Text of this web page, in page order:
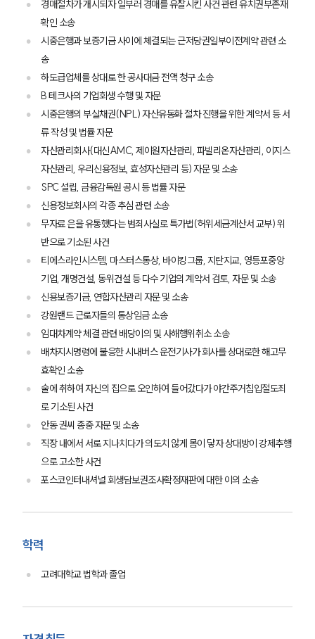
센터소개
센터소개
대륜의 강점
글로벌 파트너 로펌
고객의 소리
통합검색
경매절차가 개시되자 일부러 경매를 유찰시킨 사건 관련 유치권부존재
확인 소송
시중은행과 보증기금 사이에 체결되는 근저당권일부이전계약 관련 소
송
하도급업체를 상대로 한 공사대금 전액 청구 소송
B 테크사의 기업회생 수행 및 자문
시중은행의 부실채권(NPL) 자산유동화 절차 진행을 위한 계약서 등 서
류 작성 및 법률 자문
자산관리회사(대신AMC, 제이원자산관리, 파빌리온자산관리, 이지스
자산관리, 우리신용정보, 효성자산관리 등) 자문 및 소송
SPC 설립, 금융감독원 공시 등 법률 자문
신용정보회사의 각종 추심 관련 소송
무자료 은을 유통했다는 범죄사실로 특가법(허위세금계산서 교부) 위
반으로 기소된 사건
티에스라인시스템, 마스터스통상, 바이킹그룹, 지란지교, 영등포중앙
기업, 개명건설, 동위건설 등 다수 기업의 계약서 검토, 자문 및 소송
신용보증기금, 연합자산관리 자문 및 소송
강원랜드 근로자들의 통상임금 소송
임대차계약 체결 관련 배당이의 및 사해행위취소 소송
배차지시명령에 불응한 시내버스 운전기사가 회사를 상대로한 해고무
효확인 소송
술에 취하여 자신의 집으로 오인하여 들어갔다가 야간주거침입절도죄
로 기소된 사건
안동 권씨 종중 자문 및 소송
직장 내에서 서로 지나치다가 의도치 않게 몸이 닿자 상대방이 강제추행
으로 고소한 사건
포스코인터내셔널 회생담보권조사확정재판에 대한 이의 소송
학력
고려대학교 법학과 졸업